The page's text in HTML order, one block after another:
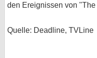
den Ereignissen von
Quelle: Deadline, TVLine